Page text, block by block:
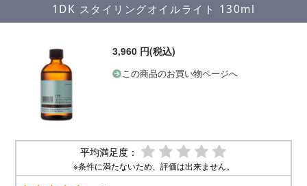
1DK スタイリングオイルライト 130ml
3,960 円(税込)
この商品のお買い物ページへ
平均満足度：
※条件に満たないため、評価は出来ません。